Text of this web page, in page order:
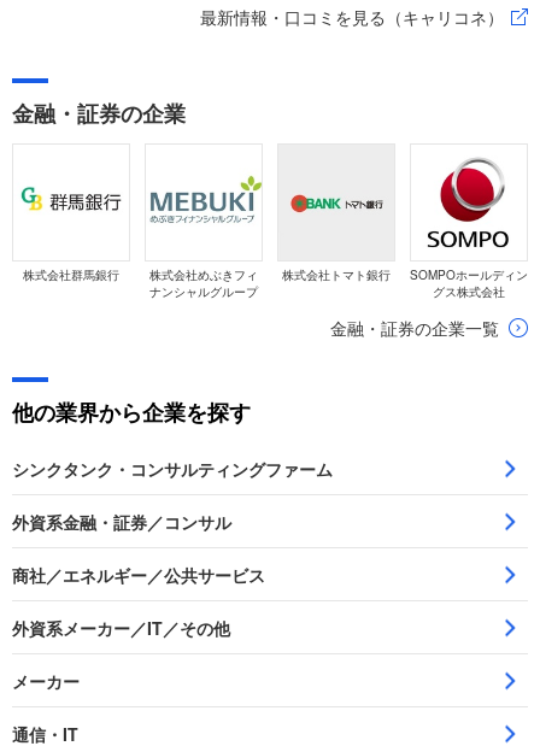
最新情報・口コミを見る（キャリコネ）
金融・証券の企業
株式会社群馬銀行
株式会社めぶきフィ
ナンシャルグループ
株式会社トマト銀行
SOMPOホールディン
グス株式会社
金融・証券の企業一覧
他の業界から企業を探す
シンクタンク・コンサルティングファーム
外資系金融・証券／コンサル
商社／エネルギー／公共サービス
外資系メーカー／IT／その他
メーカー
通信・IT